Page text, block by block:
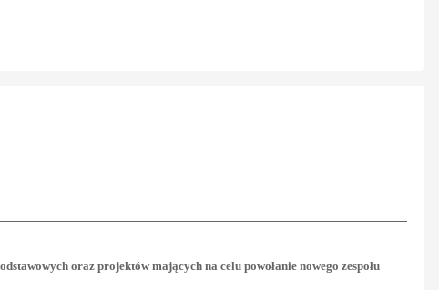
oraz projektów mających na celu powołanie nowego zespołu